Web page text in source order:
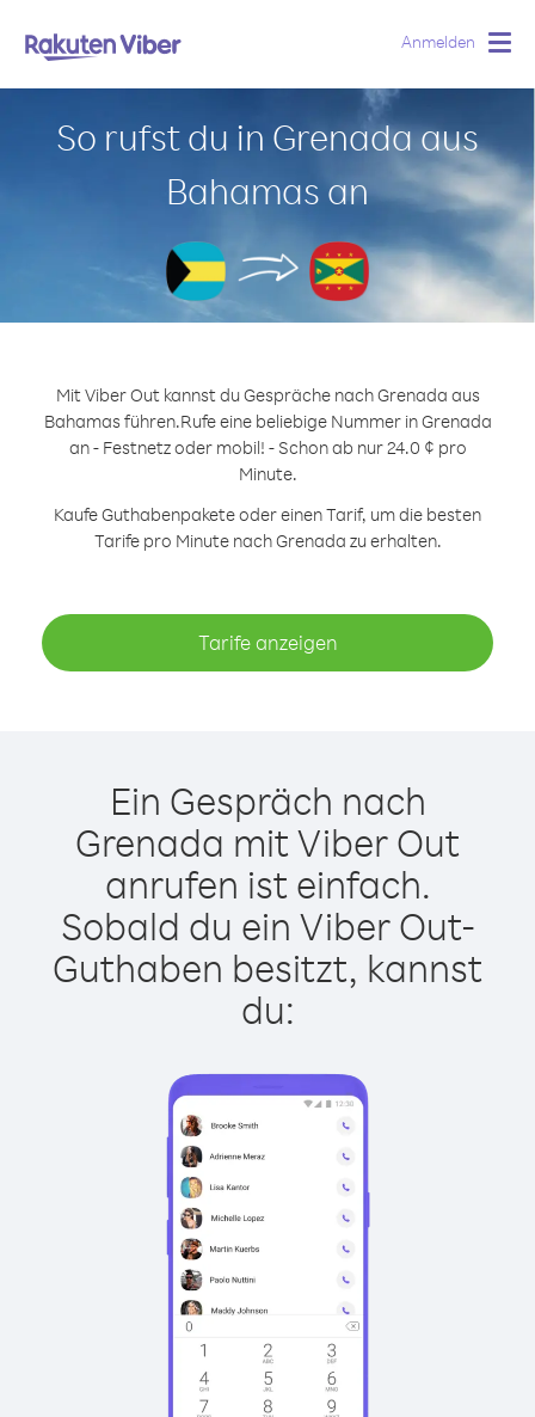
Anmelden
So rufst du in Grenada aus
Bahamas an
Mit Viber Out kannst du Gespräche nach Grenada aus
Bahamas führen.Rufe eine beliebige Nummer in Grenada
an - Festnetz oder mobil! - Schon ab nur 24.0 ¢ pro
Minute.
Kaufe Guthabenpakete oder einen Tarif, um die besten
Tarife pro Minute nach Grenada zu erhalten.
Tarife anzeigen
Ein Gespräch nach
Grenada mit Viber Out
anrufen ist einfach.
Sobald du ein Viber Out-
Guthaben besitzt, kannst
du: